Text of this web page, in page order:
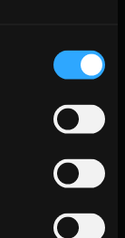
46 cm
1688 cm²